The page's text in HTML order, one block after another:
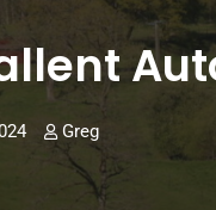
Greg